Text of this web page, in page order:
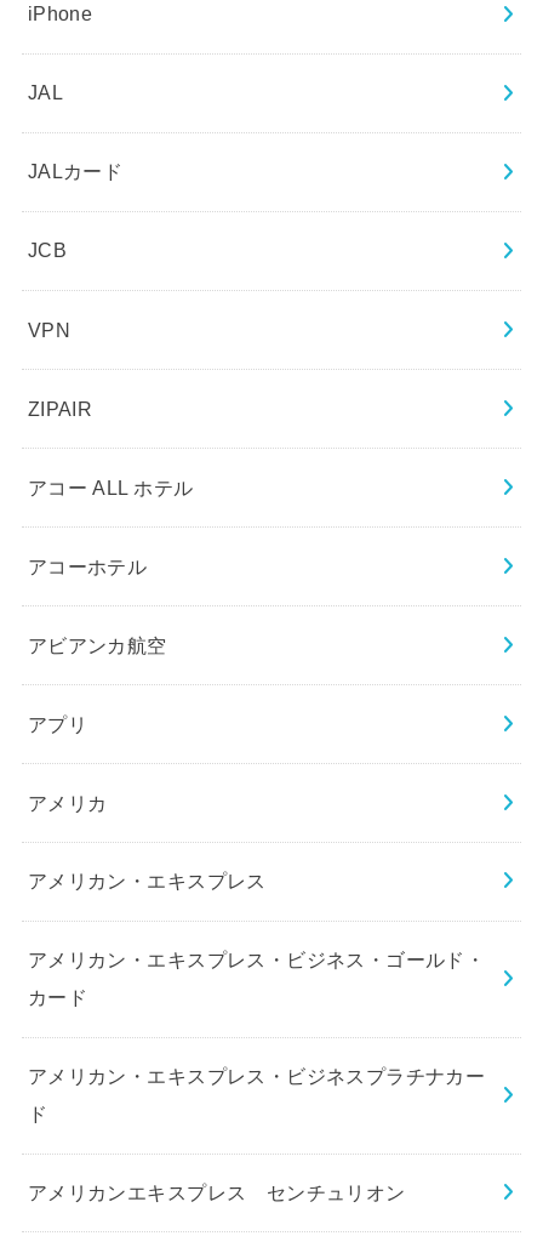
iPhone
JAL
JALカード
JCB
VPN
ZIPAIR
アコー ALL ホテル
アコーホテル
アビアンカ航空
アプリ
アメリカ
アメリカン・エキスプレス
アメリカン・エキスプレス・ビジネス・ゴールド・
カード
アメリカン・エキスプレス・ビジネスプラチナカー
ド
アメリカンエキスプレス センチュリオン